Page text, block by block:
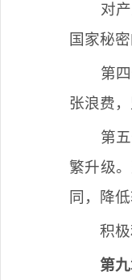
对
国家秘
第
张浪费
第
繁升级
同，降
积
第